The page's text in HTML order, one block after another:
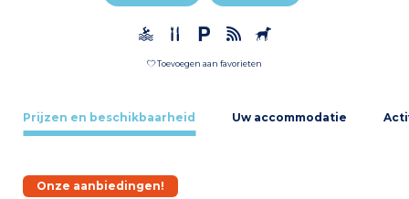
Toevoegen aan favorieten
Prijzen en beschikbaarheid Uw accommodatie
Onze aanbiedingen!